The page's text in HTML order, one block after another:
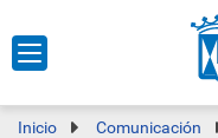
Inicio Comunicación